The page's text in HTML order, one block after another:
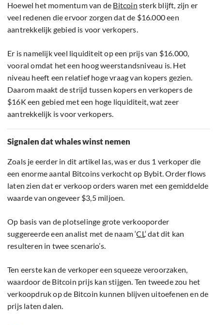
Hoewel het momentum van de Bitcoin sterk blijft, zijn er
veel redenen die ervoor zorgen dat de $16.000 een
aantrekkelijk gebied is voor verkopers.
Er is namelijk veel liquiditeit op een prijs van $16.000,
vooral omdat het een hoog weerstandsniveau is. Het
niveau heeft een relatief hoge vraag van kopers gezien.
Daarom maakt de strijd tussen kopers en verkopers de
$16K een gebied met een hoge liquiditeit, wat zeer
aantrekkelijk is voor verkopers.
Signalen dat whales winst nemen
Zoals je eerder in dit artikel las, was er dus 1 verkoper die
een enorme aantal Bitcoins verkocht op Bybit. Order flows
laten zien dat er verkoop orders waren met een gemiddelde
waarde van ongeveer $3,5 miljoen.
Op basis van de plotselinge grote verkooporder
suggereerde een analist met de naam ‘CL‘ dat dit kan
resulteren in twee scenario’s.
Ten eerste kan de verkoper een squeeze veroorzaken,
waardoor de Bitcoin prijs kan stijgen. Ten tweede zou het
verkoopdruk op de Bitcoin kunnen blijven uitoefenen en de
prijs laten dalen.